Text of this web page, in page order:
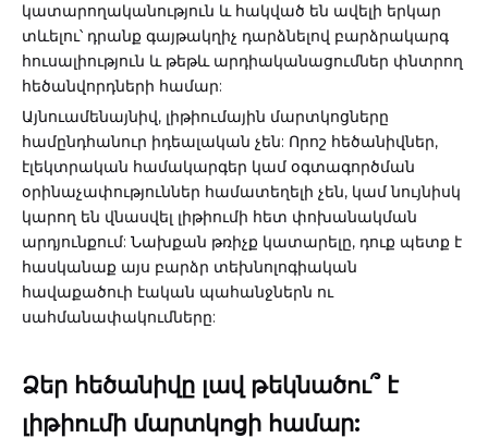
կատարողականություն և հակված են ավելի երկար
տևելու՝ դրանք գայթակղիչ դարձնելով բարձրակարգ
հուսալիություն և թեթև արդիականացումներ փնտրող
հեծանվորդների համար:
Այնուամենայնիվ, լիթիումային մարտկոցները
համընդհանուր իդեալական չեն: Որոշ հեծանիվներ,
էլեկտրական համակարգեր կամ օգտագործման
օրինաչափություններ համատեղելի չեն, կամ նույնիսկ
կարող են վնասվել լիթիումի հետ փոխանակման
արդյունքում: Նախքան թռիչք կատարելը, դուք պետք է
հասկանաք այս բարձր տեխնոլոգիական
հավաքածուի էական պահանջներն ու
սահմանափակումները:
Ձեր հեծանիվը լավ թեկնածու՞ է
լիթիումի մարտկոցի համար: